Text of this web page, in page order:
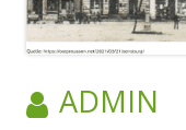
AUTOR:
ADMIN